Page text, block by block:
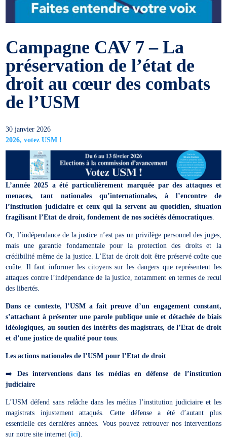
Campagne CAV 7 – La
préservation de l’état de
droit au cœur des combats
de l’USM
30 janvier 2026
2026, votez USM !
L’année 2025 a été particulièrement marquée par des attaques et
menaces, tant nationales qu’internationales, à l’encontre de
l’institution judiciaire et ceux qui la servent au quotidien, situation
fragilisant l’Etat de droit, fondement de nos sociétés démocratiques.
Or, l’indépendance de la justice n’est pas un privilège personnel des juges,
mais une garantie fondamentale pour la protection des droits et la
crédibilité même de la justice. L’Etat de droit doit être préservé coûte que
coûte. Il faut informer les citoyens sur les dangers que représentent les
attaques contre l’indépendance de la justice, notamment en termes de recul
des libertés.
Dans ce contexte, l’USM a fait preuve d’un engagement constant,
s’attachant à présenter une parole publique unie et détachée de biais
idéologiques, au soutien des intérêts des magistrats, de l’Etat de droit
et d’une justice de qualité pour tous.
Les actions nationales de l’USM pour l’Etat de droit
➡️ Des interventions dans les médias en défense de l’institution
judiciaire
L’USM défend sans relâche dans les médias l’institution judiciaire et les
magistrats injustement attaqués. Cette défense a été d’autant plus
essentielle ces dernières années. Vous pouvez retrouver nos interventions
sur notre site internet (ici).